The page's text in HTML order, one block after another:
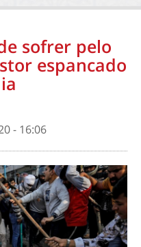
sofrer pelo
espancado
- 16:06